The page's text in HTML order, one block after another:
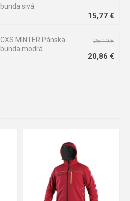
bunda sivá
15,77 €
CXS MINTER Pánska
bunda modrá
25,19 €
20,86 €
L XL